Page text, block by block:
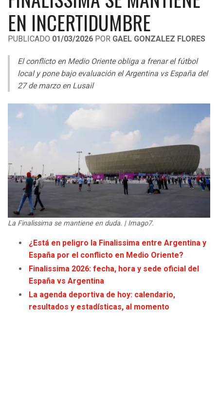
LIGA DE EXPANSIÓN MX
LEAGUES CUP
UEFA EUROPA LEAGUE
UEFA CONFERENCE LEAGUE
COPA LIBERTADORES
COPA SUDAMERICANA
EN INCERTIDUMBRE
PUBLICADO 01/03/2026 POR GAEL GONZALEZ FLORES
El conflicto en Medio Oriente obliga a frenar el fútbol
local y pone bajo evaluación el Argentina vs España del
27 de marzo en Lusail
La Finalissima se mantiene en duda. | Imago7.
¿Está en peligro la Finalissima entre Argentina y
España por el conflicto en Medio Oriente?
Finalissima 2026: fecha, hora y sede oficial del
España vs Argentina
La agenda deportiva de hoy: calendario,
resultados y estadísticas, al momento